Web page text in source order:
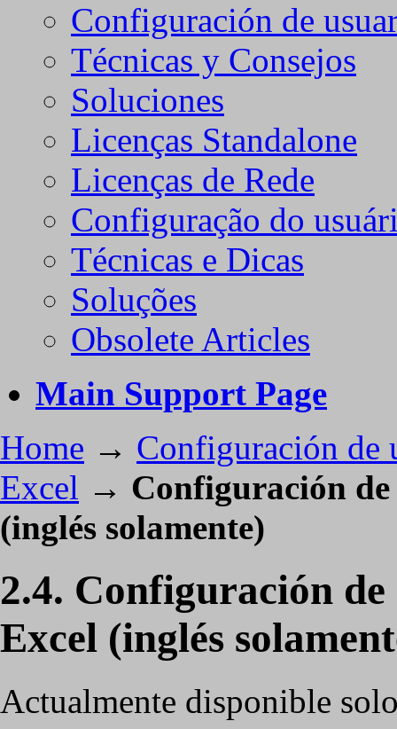
Configuración de
Técnicas y Consejos
Soluciones
Licenças Standalone
Licenças de Rede
Configuração do
Técnicas e Dicas
Soluções
Obsolete Articles
Main Support Page
Home → Configuración de
Excel → Configuración
(inglés solamente)
2.4. Configuración
Excel (inglés
Actualmente disponible